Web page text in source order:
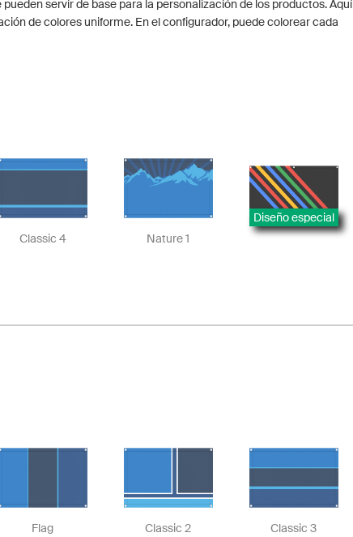
servir de base para la personalización de los productos. Aquí
de colores uniforme. En el configurador, puede colorear cada
Classic 4 Nature 1
Diseño especial
Flag Classic 2 Classic 3